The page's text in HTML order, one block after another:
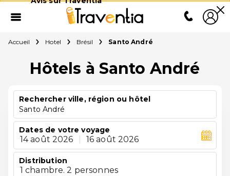
Accueil Hotel Brésil Santo André
Hôtels à Santo André
Rechercher ville, région ou hôtel
Santo André
Dates de votre voyage
14 août 2026 16 août 2026
Distribution
1 chambre. 2 personnes